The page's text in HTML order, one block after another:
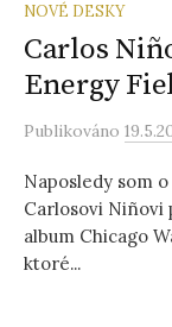
NOVÉ DESKY
Carlos
Energy
Publikováno
Naposledy som
Carlosovi Niñovi
album Chicago
ktoré...